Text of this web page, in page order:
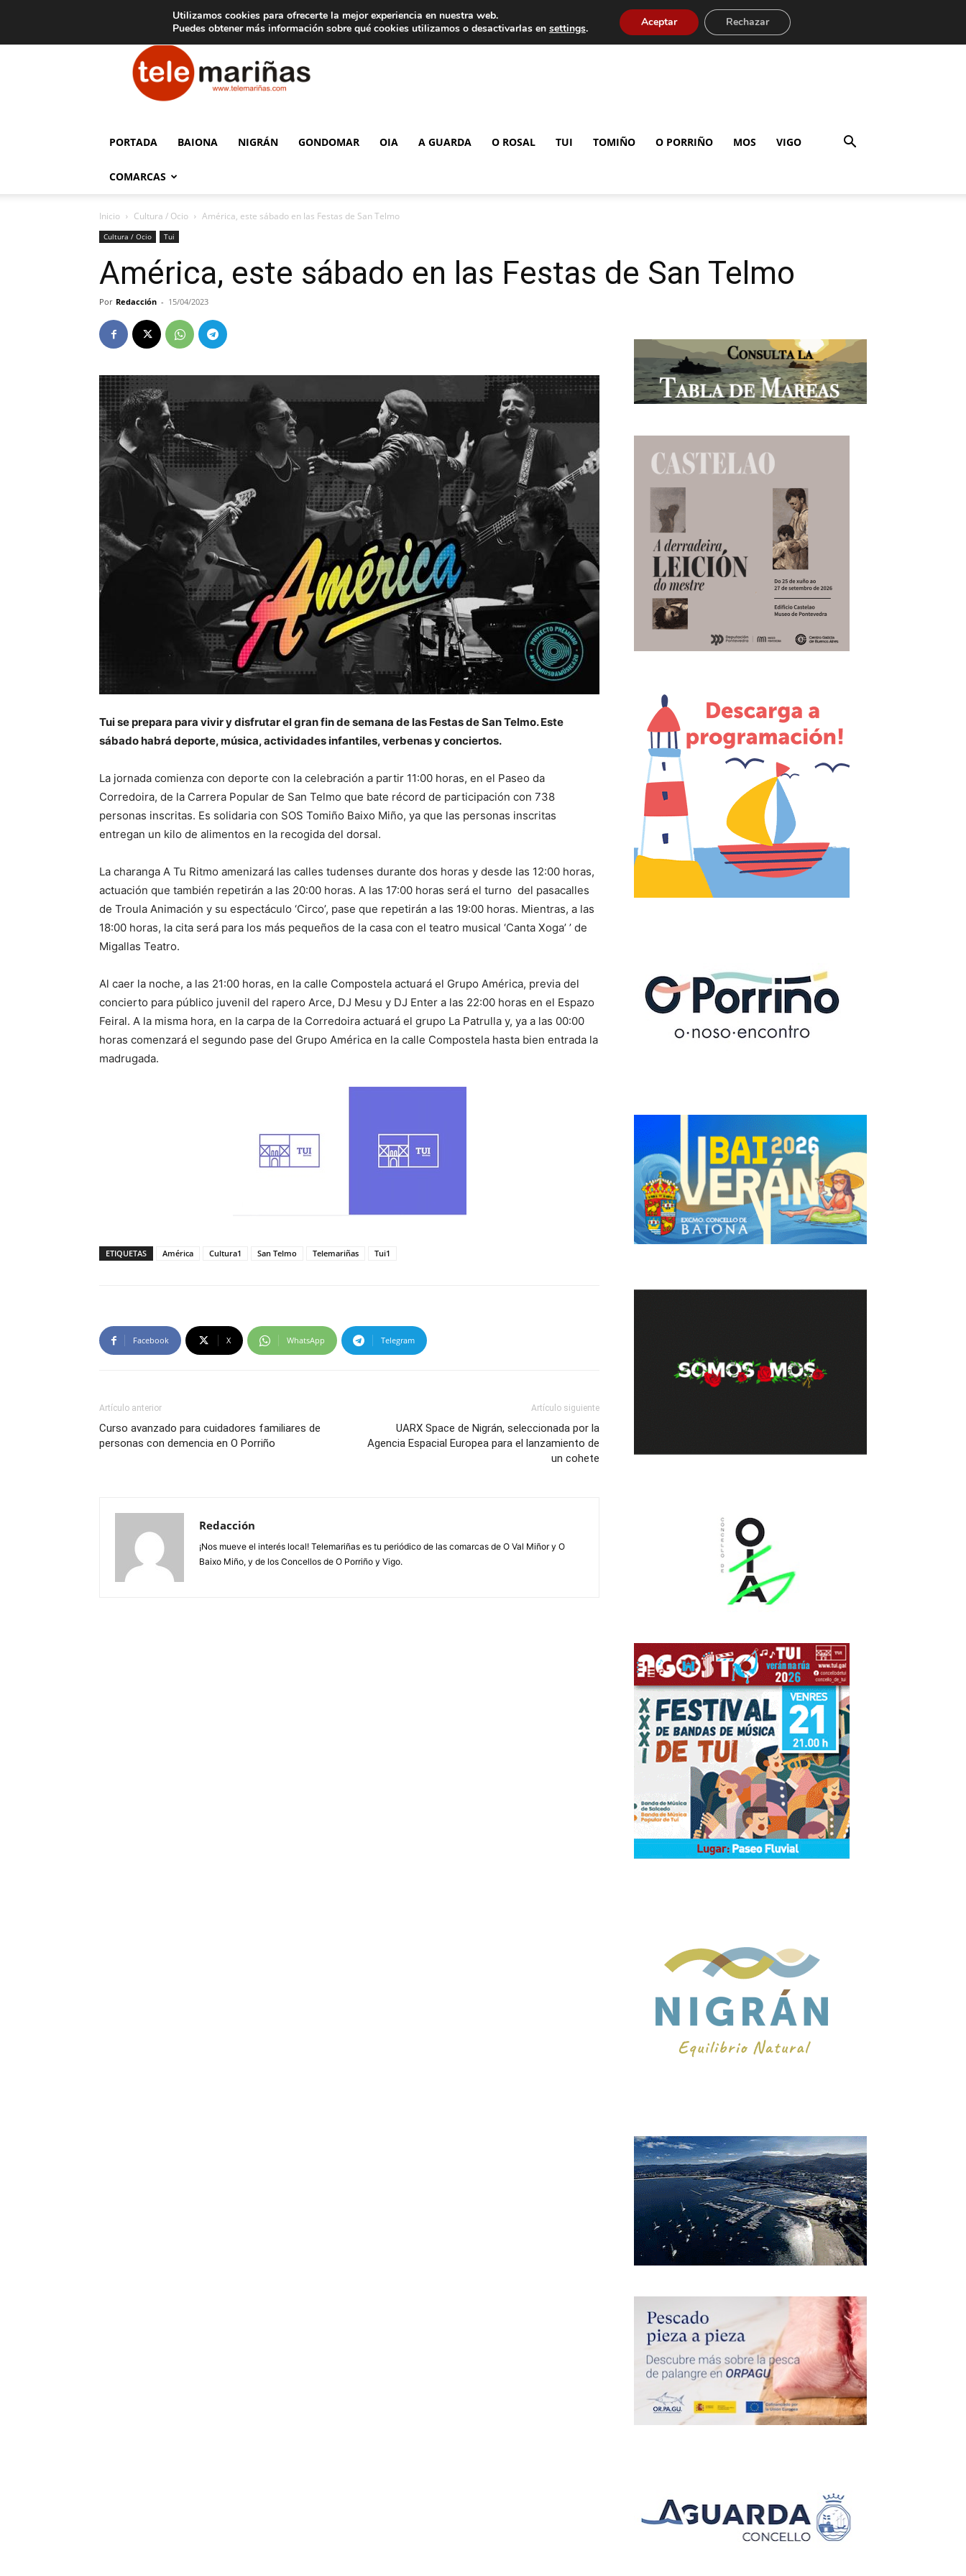
Aviso legal Tarifas de publicidad
Telemariñas
PORTADA BAIONA NIGRÁN GONDOMAR OIA A GUARDA O ROSAL TUI TOMIÑO O PORRIÑO MOS VIGO
COMARCAS
Inicio Cultura / Ocio América, este sábado en las Festas de San Telmo
Cultura / Ocio Tui
América, este sábado en las Festas de San Telmo
Por Redacción - 15/04/2023
Tui se prepara para vivir y disfrutar el gran fin de semana de las Festas de San Telmo. Este
sábado habrá deporte, música, actividades infantiles, verbenas y conciertos.
La jornada comienza con deporte con la celebración a partir 11:00 horas, en el Paseo da
Corredoira, de la Carrera Popular de San Telmo que bate récord de participación con 738
personas inscritas. Es solidaria con SOS Tomiño Baixo Miño, ya que las personas inscritas
entregan un kilo de alimentos en la recogida del dorsal.
La charanga A Tu Ritmo amenizará las calles tudenses durante dos horas y desde las 12:00 horas,
actuación que también repetirán a las 20:00 horas. A las 17:00 horas será el turno del pasacalles
de Troula Animación y su espectáculo ‘Circo’, pase que repetirán a las 19:00 horas. Mientras, a las
18:00 horas, la cita será para los más pequeños de la casa con el teatro musical ‘Canta Xoga’ ’ de
Migallas Teatro.
Al caer la noche, a las 21:00 horas, en la calle Compostela actuará el Grupo América, previa del
concierto para público juvenil del rapero Arce, DJ Mesu y DJ Enter a las 22:00 horas en el Espazo
Feiral. A la misma hora, en la carpa de la Corredoira actuará el grupo La Patrulla y, ya a las 00:00
horas comenzará el segundo pase del Grupo América en la calle Compostela hasta bien entrada la
madrugada.
ETIQUETAS América Cultura1 San Telmo Telemariñas Tui1
Facebook X WhatsApp Telegram
Artículo anterior
Curso avanzado para cuidadores familiares de
personas con demencia en O Porriño
Artículo siguiente
UARX Space de Nigrán, seleccionada por la
Agencia Espacial Europea para el lanzamiento de
un cohete
Redacción
¡Nos mueve el interés local! Telemariñas es tu periódico de las comarcas de O Val Miñor y O
Baixo Miño, y de los Concellos de O Porriño y Vigo.
Utilizamos cookies para ofrecerte la mejor experiencia en nuestra web.
Puedes obtener más información sobre qué cookies utilizamos o desactivarlas en settings. Aceptar Rechazar